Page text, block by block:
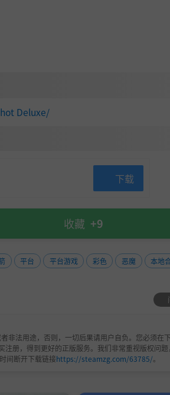
爬上去贴脸开打。解锁“亚特兰蒂斯”
Deluxe/
下载
收藏 +9
平台 平台游戏 彩色 恶魔
本地
非法用途，否则，一切后果请用户自负。您必须在
册，得到更好的正版服务。我们非常重视版权问题
间断开下载链接https://steamzg.com/63785/。